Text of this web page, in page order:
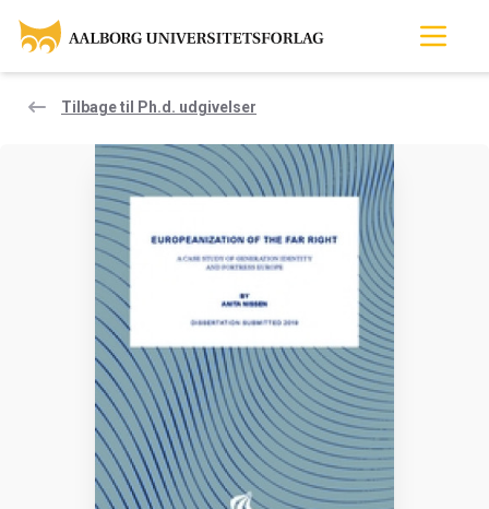
Tilbage til Ph.d. udgivelser